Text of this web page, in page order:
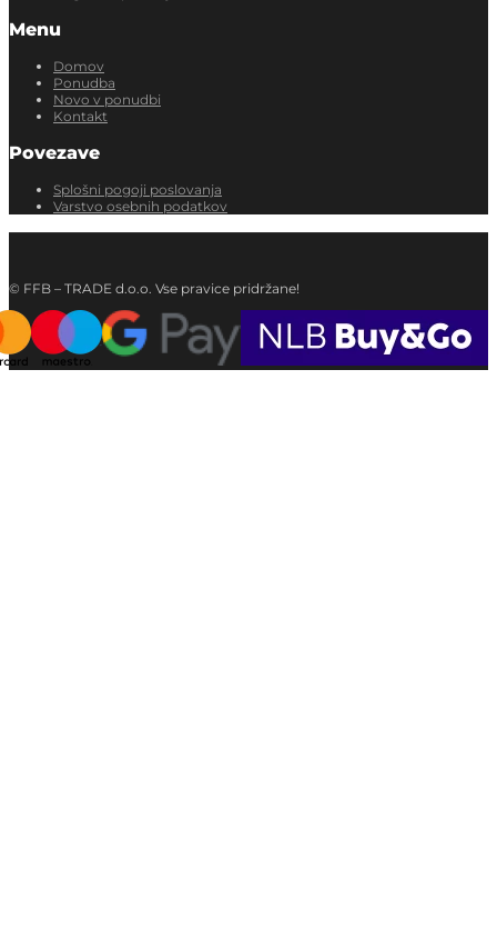
Menu
Domov
Ponudba
Novo v ponudbi
Kontakt
Povezave
Splošni pogoji poslovanja
Varstvo osebnih podatkov
© FFB – TRADE d.o.o. Vse pravice pridržane!